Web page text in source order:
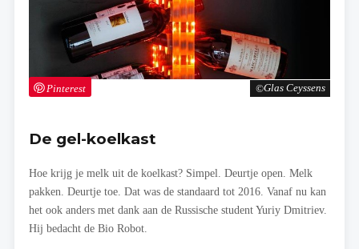
Glas Ceyssens
Pinterest
De gel-koelkast
Hoe krijg je melk uit de koelkast? Simpel. Deurtje open. Melk
pakken. Deurtje toe. Dat was de standaard tot 2016. Vanaf nu kan
het ook anders met dank aan de Russische student Yuriy Dmitriev.
Hij bedacht de Bio Robot.